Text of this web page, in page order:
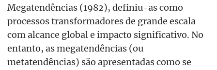
Megatendências (1982), definiu-as como
processos transformadores de grande escala
com alcance global e impacto significativo. No
entanto, as megatendências (ou
metatendências) são apresentadas como se